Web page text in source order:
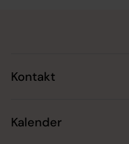
Kontakt
Kalender